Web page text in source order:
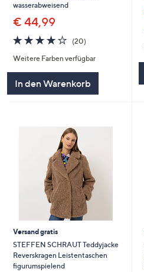
wasserabweisend
€ 44,99
4.0
von
5
(20)20
Weitere Farben verfügbar
In den Warenkorb
Versand gratis
STEFFEN SCHRAUT Teddyjacke
Reverskragen Leistentaschen
figurumspielend